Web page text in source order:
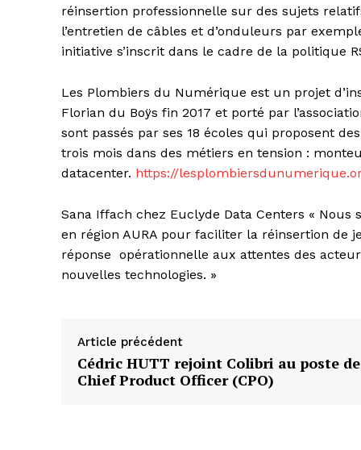
réinsertion professionnelle sur des sujets
l’entretien de câbles et d’onduleurs par
initiative s’inscrit dans le cadre de la politique
Les Plombiers du Numérique est un projet
Florian du Boÿs fin 2017 et porté par
sont passés par ses 18 écoles qui proposent
trois mois dans des métiers en tension :
datacenter. https://
Sana Iffach chez Euclyde Data Centers «
en région AURA pour faciliter la réinsertion de
réponse opérationnelle aux attentes des
nouvelles technologies. »
Article précédent
Cédric HUTT rejoint Colibri au poste de
Chief Product Officer (CPO)